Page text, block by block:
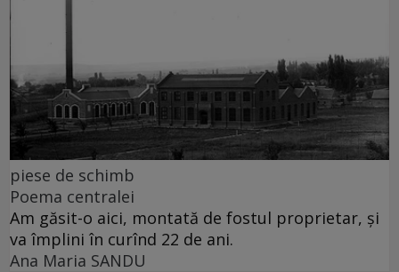
piese de schimb
Poema centralei
Am găsit-o aici, montată de fostul proprietar, și
va împlini în curînd 22 de ani.
Ana Maria SANDU